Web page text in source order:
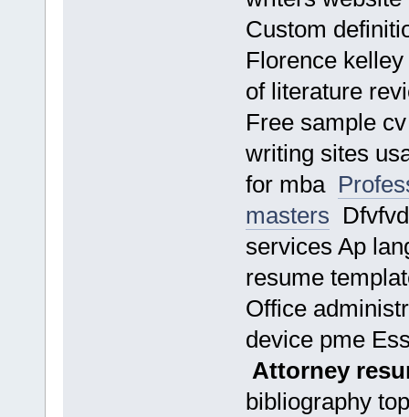
Custom
Florence
of literature
Free sample
writing sites
for mba
masters
services Ap
resume
Office
device pme
Attorney
bibliography